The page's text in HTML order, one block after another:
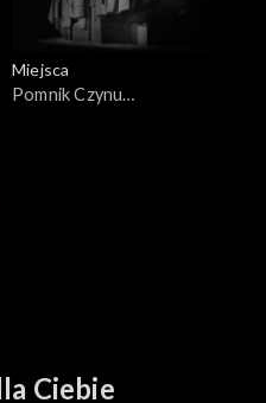
Miejsca
Pomnik Czynu
Ciebie